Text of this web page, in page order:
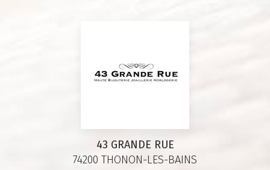
43 GRANDE RUE
74200 THONON-LES-BAINS